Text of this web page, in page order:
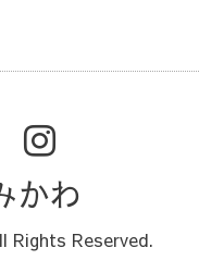
かわ
Rights Reserved.